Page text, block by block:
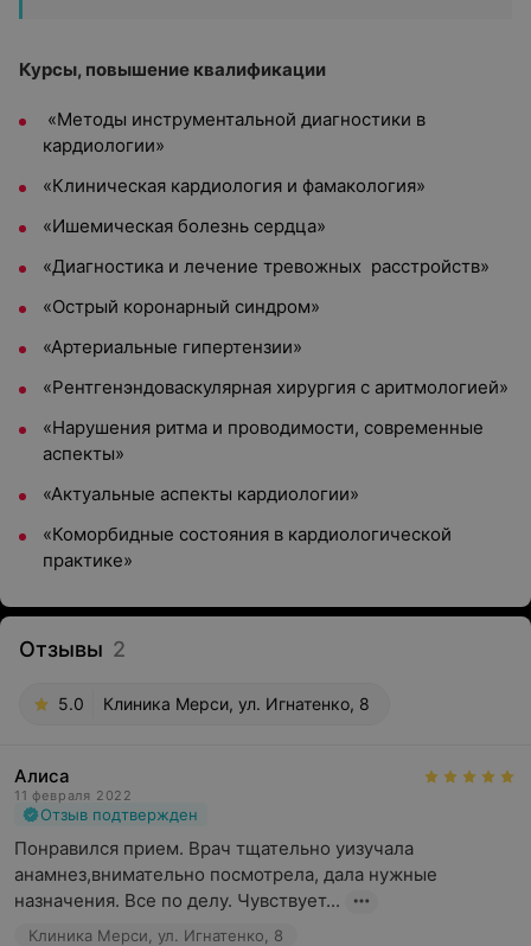
Курсы, повышение квалификации
«Методы инструментальной диагностики в
кардиологии»
«Клиническая кардиология и фамакология»
«Ишемическая болезнь сердца»
«Диагностика и лечение тревожных расстройств»
«Острый коронарный синдром»
«Артериальные гипертензии»
«Рентгенэндоваскулярная хирургия с аритмологией»
«Нарушения ритма и проводимости, современные
аспекты»
«Актуальные аспекты кардиологии»
«Коморбидные состояния в кардиологической
практике»
Отзывы 2
5.0 Клиника Мерси, ул. Игнатенко, 8
Алиса
11 февраля 2022
Отзыв подтвержден
Понравился прием. Врач тщательно уизучала
анамнез,внимательно посмотрела, дала нужные
назначения. Все по делу. Чувствует...
Клиника Мерси, ул. Игнатенко, 8